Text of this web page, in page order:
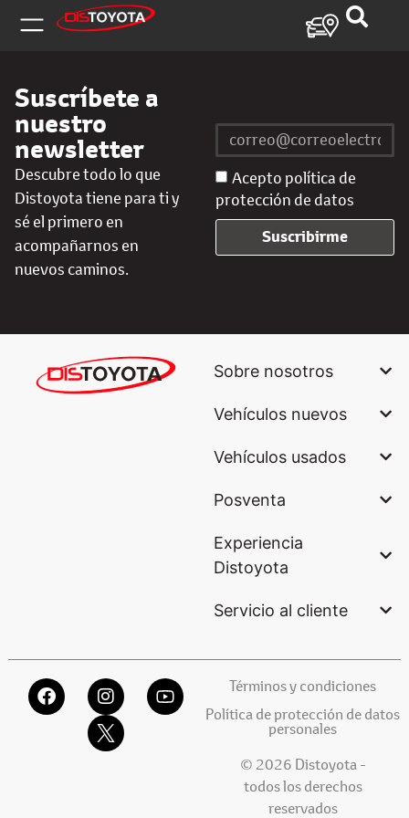
Suscríbete a
nuestro
newsletter
Descubre todo lo que
Distoyota tiene para ti y
sé el primero en
acompañarnos en
nuevos caminos.
Acepto política de
protección de datos
Suscribirme
Sobre nosotros
Vehículos nuevos
Vehículos usados
Posventa
Experiencia
Distoyota
Servicio al cliente
Términos y condiciones
Política de protección de datos
personales
© 2026 Distoyota -
todos los derechos
reservados